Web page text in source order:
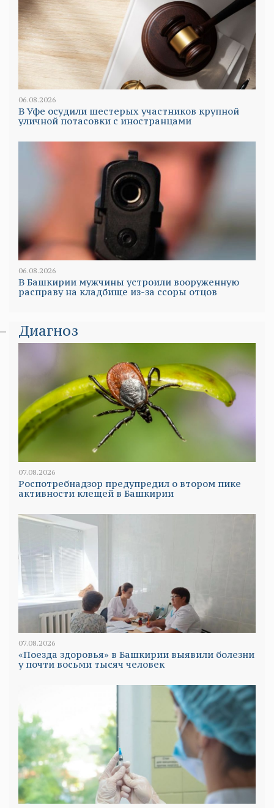
06.08.2026
В Уфе осудили шестерых участников крупной
уличной потасовки с иностранцами
06.08.2026
В Башкирии мужчины устроили вооруженную
расправу на кладбище из-за ссоры отцов
Диагноз
07.08.2026
Роспотребнадзор предупредил о втором пике
активности клещей в Башкирии
07.08.2026
«Поезда здоровья» в Башкирии выявили болезни
у почти восьми тысяч человек